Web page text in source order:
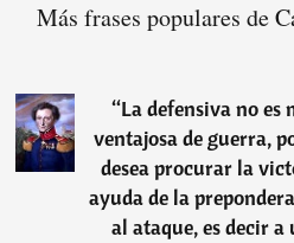
Más frases populares de
“La defensiva no es
ventajosa de guerra,
desea procurar la
ayuda de la
al ataque, es decir